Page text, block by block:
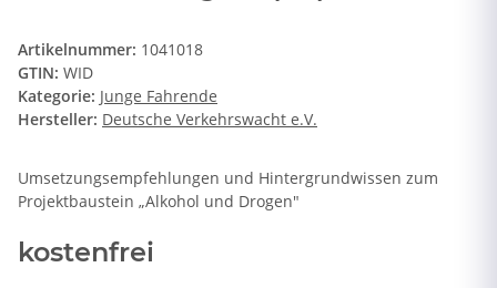
Artikelnummer: 1041018
GTIN: WID
Kategorie: Junge Fahrende
Hersteller: Deutsche Verkehrswacht e.V.
Umsetzungsempfehlungen und Hintergrundwissen zum
Projektbaustein „Alkohol und Drogen"
kostenfrei